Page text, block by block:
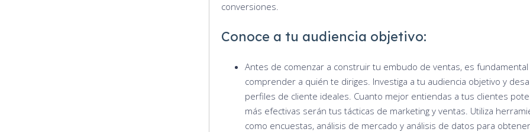
conversiones.
Conoce a tu audiencia objetivo:
Antes de comenzar a construir tu embudo de ventas, es fundamental
comprender a quién te diriges. Investiga a tu audiencia objetivo y
perfiles de cliente ideales. Cuanto mejor entiendas a tus clientes
más efectivas serán tus tácticas de marketing y ventas. Utiliza
como encuestas, análisis de mercado y análisis de datos para obtener